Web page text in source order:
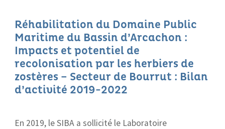
Réhabilitation du Domaine Public
Maritime du Bassin d’Arcachon :
Impacts et potentiel de
recolonisation par les herbiers de
zostères – Secteur de Bourrut : Bilan
d’activité 2019-2022
En 2019, le SIBA a sollicité le Laboratoire